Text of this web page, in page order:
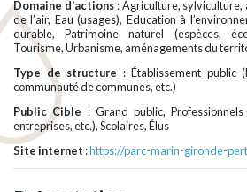
Domaine d'actions: Agriculture, sylviculture,
de l’air, Eau (usages), Education à
durable, Patrimoine naturel (espèces,
Tourisme, Urbanisme, aménagements du
Type de structure : Établissement public
communauté de communes, etc.)
Public Cible : Grand public,
entreprises, etc.), Scolaires, Élus
Site internet :https://parc-marin-gironde-